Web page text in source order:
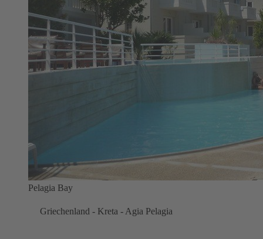
Pelagia Bay
Griechenland - Kreta - Agia Pelagia